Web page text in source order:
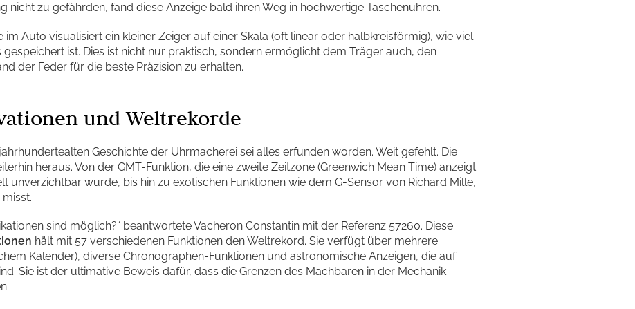
nicht zu gefährden, fand diese Anzeige bald ihren Weg in hochwertige Taschenuhren.
im Auto visualisiert ein kleiner Zeiger auf einer Skala (oft linear oder halbkreisförmig), wie viel
gespeichert ist. Dies ist nicht nur praktisch, sondern ermöglicht dem Träger auch, den
der Feder für die beste Präzision zu erhalten.
und Weltrekorde
Geschichte der Uhrmacherei sei alles erfunden worden. Weit gefehlt. Die
heraus. Von der GMT-Funktion, die eine zweite Zeitzone (Greenwich Mean Time) anzeigt
unverzichtbar wurde, bis hin zu exotischen Funktionen wie dem G-Sensor von Richard Mille,
sind möglich?“ beantwortete Vacheron Constantin mit der Referenz 57260. Diese
hält mit 57 verschiedenen Funktionen den Weltrekord. Sie verfügt über mehrere
Kalender), diverse Chronographen-Funktionen und astronomische Anzeigen, die auf
Sie ist der ultimative Beweis dafür, dass die Grenzen des Machbaren in der Mechanik